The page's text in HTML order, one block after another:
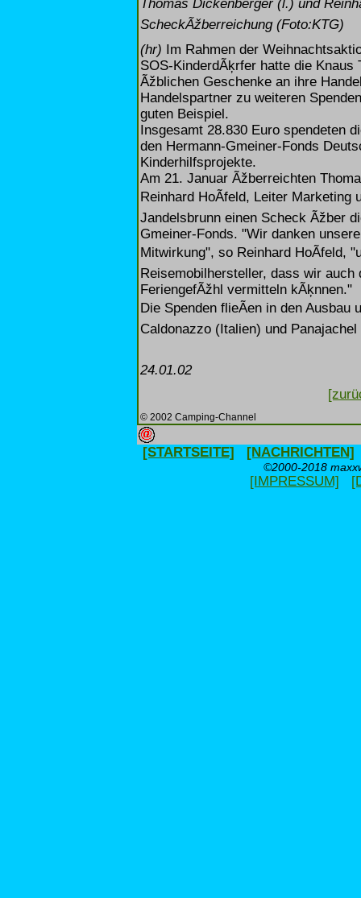
Thomas Dickenberger (l.) und
ScheckÃžberreichung (Foto:KTG)
(hr) Im Rahmen der
SOS-KinderdÃķrfer hatte die Knaus
Ãžblichen Geschenke an ihre
Handelspartner zu weiteren
guten Beispiel.
Insgesamt 28.830 Euro spendeten
den Hermann-Gmeiner-Fonds
Kinderhilfsprojekte.
Am 21. Januar Ãžberreichten
Reinhard HoÃfeld, Leiter
Jandelsbrunn einen Scheck Ãžber
Gmeiner-Fonds. "Wir danken
Mitwirkung", so Reinhard HoÃfeld,
Reisemobilhersteller, dass wir
FeriengefÃžhl vermitteln kÃķnnen."
Die Spenden flieÃen in den
Caldonazzo (Italien) und
24.01.02
© 2002 Camping-Channel
[STARTSEITE] [NACHRICHTEN]
©2000-2018
[IMPRESSUM]